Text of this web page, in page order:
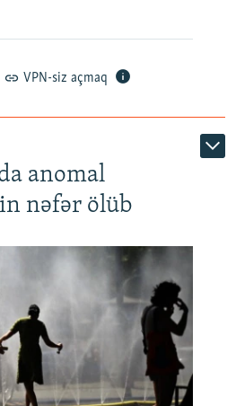
VPN-siz açmaq
anomal
nəfər ölüb